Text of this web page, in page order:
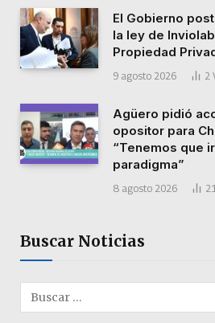
El Gobierno
la ley de
Propiedad
9 agosto 2026 2
Agüero pidió
opositor para
“Tenemos que
paradigma”
8 agosto 2026
Buscar Noticias